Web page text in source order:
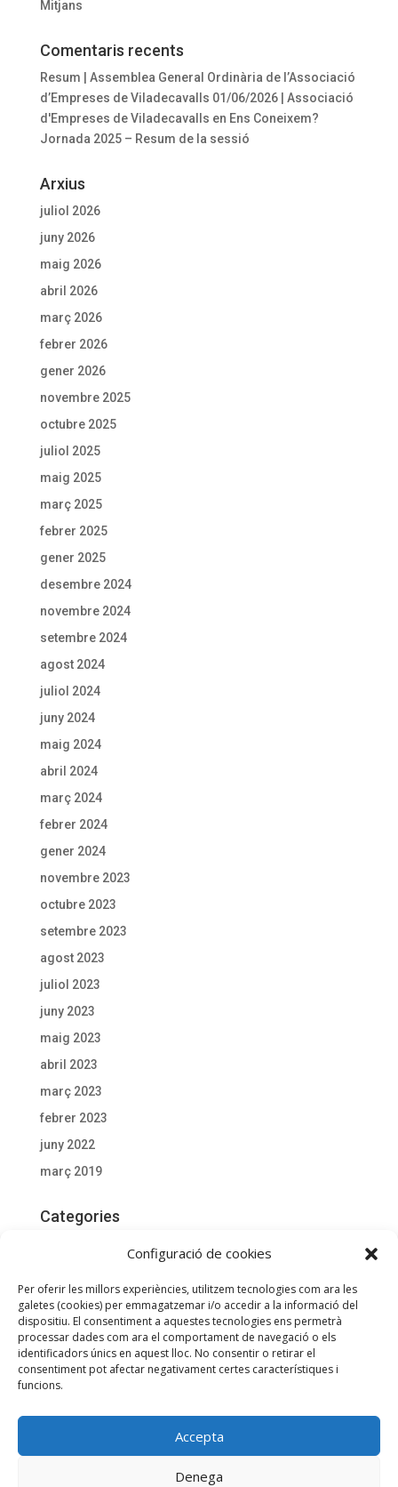
Configuració de cookies
Per oferir les millors experiències, utilitzem tecnologies com ara les
galetes (cookies) per emmagatzemar i/o accedir a la informació del
dispositiu. El consentiment a aquestes tecnologies ens permetrà
processar dades com ara el comportament de navegació o els
identificadors únics en aquest lloc. No consentir o retirar el
consentiment pot afectar negativament certes característiques i
funcions.
Accepta
Denega
Mitjans
Comentaris recents
Resum | Assemblea General Ordinària de l’Associació
d’Empreses de Viladecavalls 01/06/2026 | Associació
d'Empreses de Viladecavalls en Ens Coneixem?
Jornada 2025 – Resum de la sessió
Arxius
juliol 2026
juny 2026
maig 2026
abril 2026
març 2026
febrer 2026
gener 2026
novembre 2025
octubre 2025
juliol 2025
maig 2025
març 2025
febrer 2025
gener 2025
desembre 2024
novembre 2024
setembre 2024
agost 2024
juliol 2024
juny 2024
maig 2024
abril 2024
març 2024
febrer 2024
gener 2024
novembre 2023
octubre 2023
setembre 2023
agost 2023
juliol 2023
juny 2023
maig 2023
abril 2023
març 2023
febrer 2023
juny 2022
març 2019
Categories
General
Meta
Entra
Utilitzem galetes per a oferir-te la millor experiència a la nostra